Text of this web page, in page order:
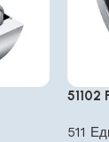
51102
511